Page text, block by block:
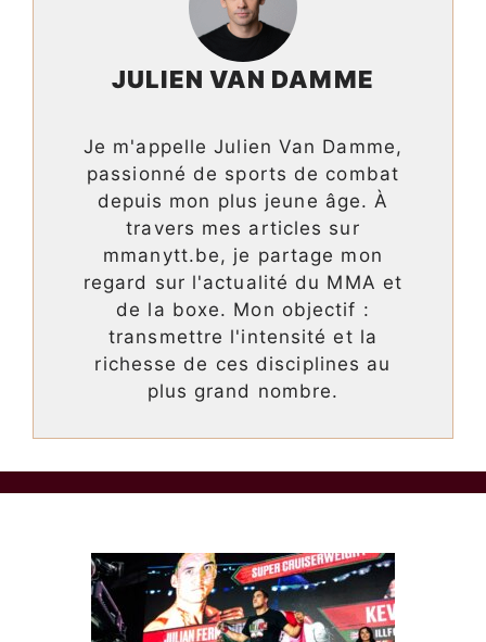
JULIEN VAN DAMME
Je m'appelle Julien Van Damme,
passionné de sports de combat
depuis mon plus jeune âge. À
travers mes articles sur
mmanytt.be, je partage mon
regard sur l'actualité du MMA et
de la boxe. Mon objectif :
transmettre l'intensité et la
richesse de ces disciplines au
plus grand nombre.